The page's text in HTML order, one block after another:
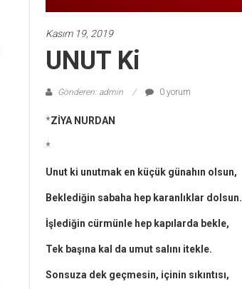
Kasım 19, 2019
UNUT Ki
Gönderen: admin 0 yorum
*ZİYA NURDAN
*
Unut ki unutmak en küçük günahın olsun,
Beklediğin sabaha hep karanlıklar dolsun.
İşlediğin cürmünle hep kapılarda bekle,
Tek başına kal da umut salını itekle.
Sonsuza dek geçmesin, içinin sıkıntısı,